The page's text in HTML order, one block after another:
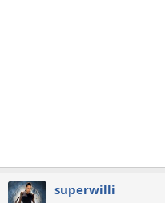
superwilli